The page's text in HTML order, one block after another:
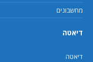
מחשבונים
דיאטה
דיאטה